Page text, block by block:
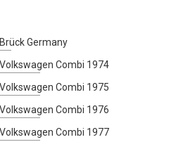
Germany
Combi 1974
Combi 1975
Combi 1976
Combi 1977